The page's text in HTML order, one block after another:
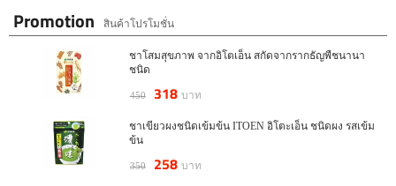
Promotion สินค้าโปรโมชั่น
ชาโสมสุขภาพ จากอิโตเอ็น สกัดจากรากธัญพืชนานา
ชนิด
450 318 บาท
ชาเขียวผงชนิดเข้มข้น ITOEN อิโตะเอ็น ชนิดผง รสเข้ม
ข้น
350 258 บาท